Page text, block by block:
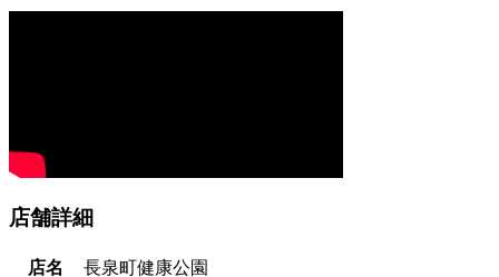
店舗詳細
店名
長泉町健康公園